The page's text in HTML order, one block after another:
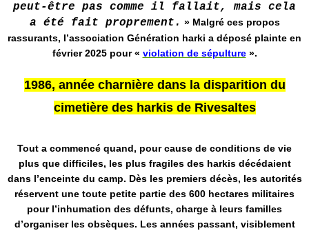
peut-être pas comme il fallait, mais cela
a été fait proprement. » Malgré ces propos
rassurants, l’association Génération harki a déposé plainte en
février 2025 pour « violation de sépulture».
1986, année charnière dans la disparition du
cimetière des harkis de Rivesaltes
Tout a commencé quand, pour cause de conditions de vie
plus que difficiles, les plus fragiles des harkis décédaient
dans l’enceinte du camp. Dès les premiers décès, les autorités
réservent une toute petite partie des 600 hectares militaires
pour l’inhumation des défunts, charge à leurs familles
d’organiser les obsèques. Les années passant, visiblement